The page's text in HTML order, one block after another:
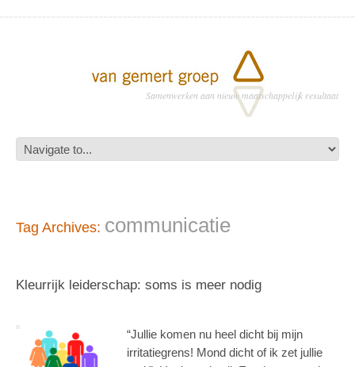
Samenwerken aan nieuw maatschappelijk resultaat
Tag Archives: communicatie
Kleurrijk leiderschap: soms is meer nodig
“Jullie komen nu heel dicht bij mijn
irritatiegrens! Mond dicht of ik zet jullie